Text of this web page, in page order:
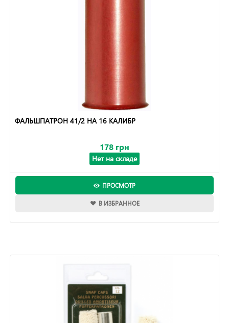
ФАЛЬШПАТРОН 41/2 НА 16 КАЛИБР
178 грн
Нет на складе
ПРОСМОТР
В ИЗБРАННОЕ